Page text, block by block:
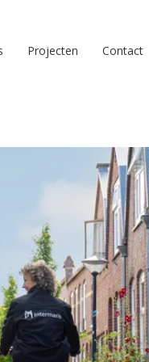
Projecten Contact